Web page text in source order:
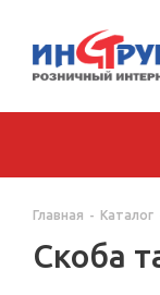
Главная - Каталог
Скоба